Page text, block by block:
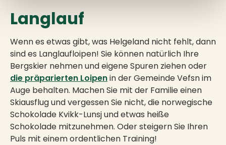
Langlauf
Wenn es etwas gibt, was Helgeland nicht fehlt, dann
sind es Langlaufloipen! Sie können natürlich Ihre
Bergskier nehmen und eigene Spuren ziehen oder
die präparierten Loipenin der Gemeinde Vefsn im
Auge behalten. Machen Sie mit der Familie einen
Skiausflug und vergessen Sie nicht, die norwegische
Schokolade Kvikk-Lunsj und etwas heiße
Schokolade mitzunehmen. Oder steigern Sie Ihren
Puls mit einem ordentlichen Training!